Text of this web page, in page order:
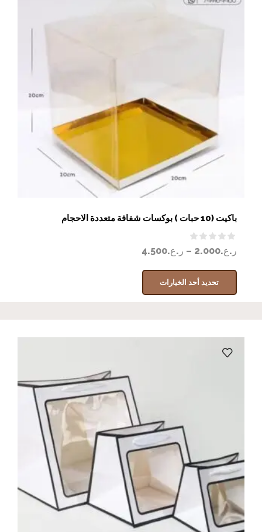
باكيت (10 حبات ) بوكسات شفافة متعددة الاحجام
ر.ع.2.000
– ر.ع.4.500
تحديد أحد الخيارات